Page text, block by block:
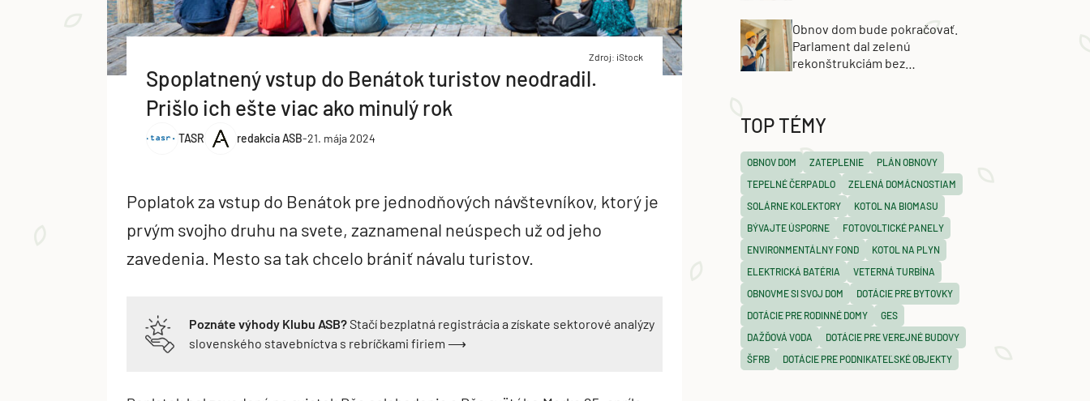
Zdroj: iStock
Spoplatnený vstup do Benátok turistov neodradil.
Prišlo ich ešte viac ako minulý rok
TASR redakcia ASB-21. mája 2024
Poplatok za vstup do Benátok pre jednodňových návštevníkov, ktorý je
prvým svojho druhu na svete, zaznamenal neúspech už od jeho
zavedenia. Mesto sa tak chcelo brániť návalu turistov.
Poznáte výhody Klubu ASB?Stačí bezplatná registrácia a získate sektorové analýzy
slovenského stavebníctva s rebríčkami firiem ⟶
Obnov dom bude pokračovať.
Parlament dal zelenú
rekonštrukciám bez
TOP TÉMY
OBNOV DOM ZATEPLENIE
PLÁN OBNOVY
TEPELNÉ ČERPADLO
ZELENÁ DOMÁCNOSTIAM
SOLÁRNE KOLEKTORY
KOTOL NA BIOMASU
BÝVAJTE ÚSPORNE
FOTOVOLTICKÉ PANELY
ENVIRONMENTÁLNY FOND
KOTOL NA PLYN
ELEKTRICKÁ BATÉRIA
VETERNÁ TURBÍNA
OBNOVME SI SVOJ DOM
DOTÁCIE PRE BYTOVKY
DOTÁCIE PRE RODINNÉ DOMY
GES
DAŽĎOVÁ VODA
DOTÁCIE PRE VEREJNÉ BUDOVY
ŠFRB
DOTÁCIE PRE PODNIKATEĽSKÉ OBJEKTY